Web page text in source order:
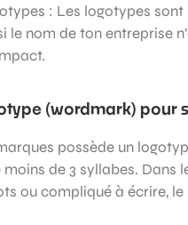
: Les logotypes
le nom de ton entreprise
(wordmark) pour
possède un
de 3 syllabes. Dans
ou compliqué à écrire,